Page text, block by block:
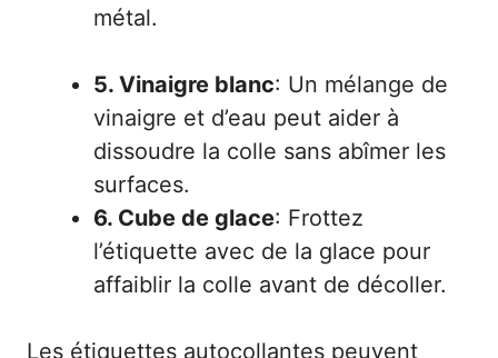
métal.
5. Vinaigre blanc: Un mélange de
vinaigre et d’eau peut aider à
dissoudre la colle sans abîmer les
surfaces.
6. Cube de glace: Frottez
l’étiquette avec de la glace pour
affaiblir la colle avant de décoller.
Les étiquettes autocollantes peuvent